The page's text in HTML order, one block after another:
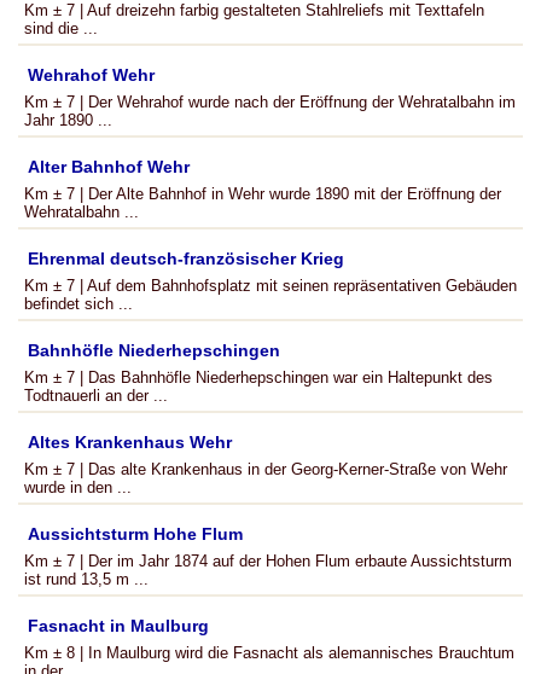
Km ± 7 | Auf dreizehn farbig gestalteten Stahlreliefs mit Texttafeln
sind die ...
Wehrahof Wehr
Km ± 7 | Der Wehrahof wurde nach der Eröffnung der Wehratalbahn im
Jahr 1890 ...
Alter Bahnhof Wehr
Km ± 7 | Der Alte Bahnhof in Wehr wurde 1890 mit der Eröffnung der
Wehratalbahn ...
Ehrenmal deutsch-französischer Krieg
Km ± 7 | Auf dem Bahnhofsplatz mit seinen repräsentativen Gebäuden
befindet sich ...
Bahnhöfle Niederhepschingen
Km ± 7 | Das Bahnhöfle Niederhepschingen war ein Haltepunkt des
Todtnauerli an der ...
Altes Krankenhaus Wehr
Km ± 7 | Das alte Krankenhaus in der Georg-Kerner-Straße von Wehr
wurde in den ...
Aussichtsturm Hohe Flum
Km ± 7 | Der im Jahr 1874 auf der Hohen Flum erbaute Aussichtsturm
ist rund 13,5 m ...
Fasnacht in Maulburg
Km ± 8 | In Maulburg wird die Fasnacht als alemannisches Brauchtum